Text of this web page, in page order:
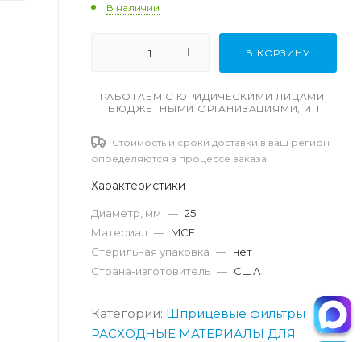
В наличии
В КОРЗИНУ
РАБОТАЕМ С ЮРИДИЧЕСКИМИ ЛИЦАМИ,
БЮДЖЕТНЫМИ ОРГАНИЗАЦИЯМИ, ИП
Стоимость и сроки доставки в ваш регион
определяются в процессе заказа
Характеристики
Диаметр, мм — 25
Материал — MCE
Стерильная упаковка — нет
Страна-изготовитель — США
Категории: Шприцевые фильтры
РАСХОДНЫЕ МАТЕРИАЛЫ ДЛЯ